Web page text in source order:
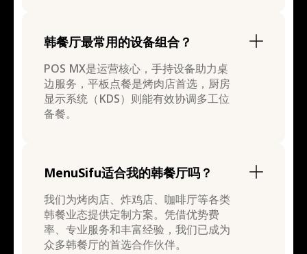
韩餐厅最常用的设备组合？
POS MX是运营核心，手持设备助力桌
边服务，平板点餐是烤肉店首选，厨房
显示系统（KDS）则能有效协调多工位
备餐。
MenuSifu适合我的韩餐厅吗？
我们为烤肉店、炸鸡店、咖啡厅等各类
韩餐业态提供定制方案。凭借优势费
率、专业服务和丰富经验，我们已成为
众多韩餐厅的首选合作伙伴。